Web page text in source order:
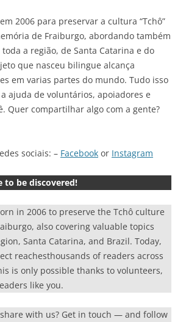
2006 para preservar a cultura “Tchô”
de Fraiburgo, abordando também
a região, de Santa Catarina e do
que nasceu bilingue alcança
em varias partes do mundo. Tudo isso
ajuda de voluntários, apoiadores e
Quer compartilhar algo com a gente?
sociais: – Facebook or Instagram
to be discovered!
in 2006 to preserve the Tchô culture
also covering valuable topics
Santa Catarina, and Brazil. Today,
reachesthousands of readers across
is only possible thanks to volunteers,
like you.
with us? Get in touch — and follow